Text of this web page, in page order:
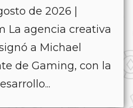
de 2026 |
La agencia creativa
a Michael
de Gaming, con la